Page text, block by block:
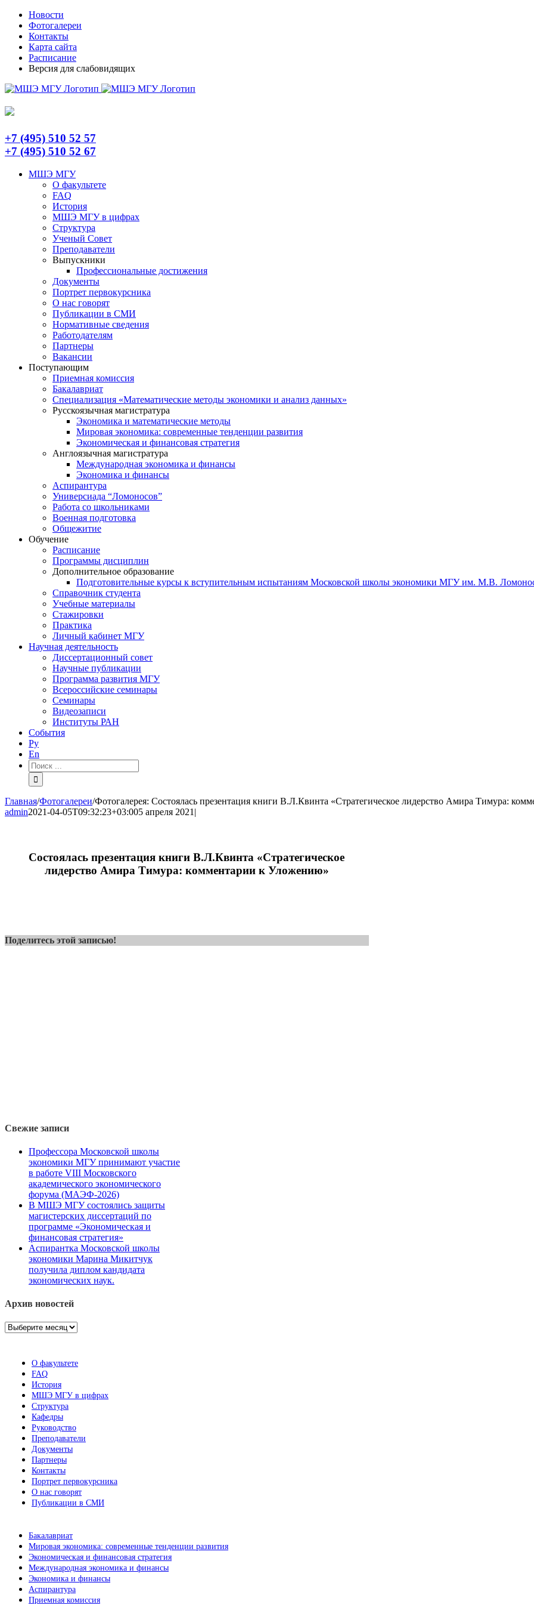
Skip
content
TelegramНовости
Фотогалереи
Контакты
Карта сайта
Расписание
Версия для слабовидящих
+7 (495) 510 52 57
+7 (495) 510 52 67
МШЭ МГУ
О факультете
FAQ
История
МШЭ МГУ в цифрах
Структура
Ученый Совет
Преподаватели
Выпускники
Профессиональные достижения
Документы
Портрет первокурсника
О нас говорят
Публикации в СМИ
Нормативные сведения
Работодателям
Партнеры
Вакансии
Поступающим
Приемная комиссия
Бакалавриат
Специализация «Математические методы экономики и анализ данных»
Русскоязычная магистратура
Экономика и математические методы
Мировая экономика: современные тенденции развития
Экономическая и финансовая стратегия
Англоязычная магистратура
Международная экономика и финансы
Экономика и финансы
Аспирантура
Универсиада “Ломоносов”
Работа со школьниками
Военная подготовка
Общежитие
Обучение
Расписание
Программы дисциплин
Дополнительное образование
Подготовительные курсы к вступительным испытаниям Московской школы экономики МГУ им. М.В.
Справочник студента
Учебные материалы
Стажировки
Практика
Личный кабинет МГУ
Научная деятельность
Диссертационный совет
Научные публикации
Программа развития МГУ
Всероссийские семинары
Семинары
Видеозаписи
Институты РАН
События
Ру
En
Результат
поиска:
Главная/Фотогалереи/Фотогалерея: Состоялась презентация книги В.Л.Квинта «Стратегическое лидерство Амира Тимура:
admin2021-04-05T09:32:23+03:005 апреля 2021|
Состоялась презентация книги В.Л.Квинта «Стратегическое
лидерство Амира Тимура: комментарии к Уложению»
Поделитесь этой записью!
Свежие записи
Профессора Московской школы
экономики МГУ принимают участие
в работе VIII Московского
академического экономического
форума (МАЭФ-2026)
В МШЭ МГУ состоялись защиты
магистерских диссертаций по
программе «Экономическая и
финансовая стратегия»
Аспирантка Московской школы
экономики Марина Микитчук
получила диплом кандидата
экономических наук.
Архив новостей
Архив
О факультете
FAQ
История
МШЭ МГУ в цифрах
Структура
Кафедры
Руководство
Преподаватели
Документы
Партнеры
Контакты
Портрет первокурсника
О нас говорят
Публикации в СМИ
Бакалавриат
Мировая экономика: современные тенденции развития
Экономическая и финансовая стратегия
Международная экономика и финансы
Экономика и финансы
Аспирантура
Приемная комиссия